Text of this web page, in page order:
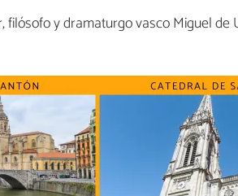
y dramaturgo vasco Miguel de